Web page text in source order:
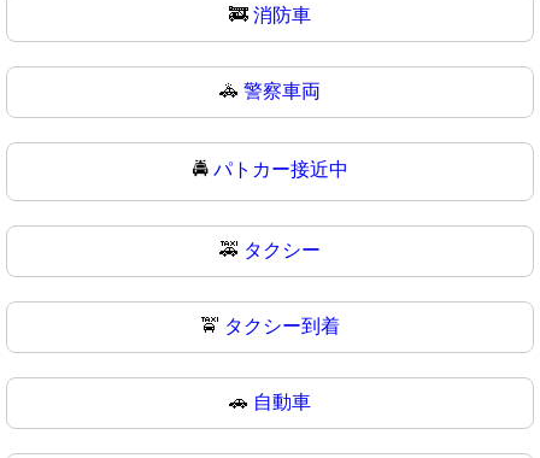
🚒 消防車
🚓 警察車両
🚔 パトカー接近中
🚕 タクシー
🚖 タクシー到着
🚗 自動車